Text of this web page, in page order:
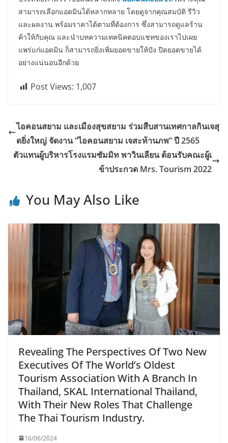
สามารถเลือกแอดมินได้หลากหลาย โดยดูจากคุณสมบัติ รีวิว
และผลงาน พร้อมราคาได้ตามที่ต้องการ ซึ่งสามารถดูแลร้าน
ค้าให้กับคุณ และนำบทความเทคนิคตอบแชทของเราไปเผย
แพร่แก่แอดมิน ก็สามารถยิ่งเพิ่มยอดขายให้ปัง ปิดยอดขายได้
อย่างแน่นอนอีกด้วย
Post Views: 1,007
ไอคอนสยาม และเมืองสุขสยาม ร่วมสืบสานเทศกาลกินเจสุ
ดยิ่งใหญ่ จัดงาน “ไอคอนสยาม เจสะท้านภพ” ปี 2565
ตัวแทนผู้บริหารโรงแรมซัมมิท พาวินเลียน ต้อนรับคณะผู้เ
ข้าประกวด Mrs. Tourism 2022
You May Also Like
Revealing The Perspectives Of Two New
Executives Of The World’s Oldest
Tourism Association With A Branch In
Thailand, SKAL International Thailand,
With Their New Roles That Challenge
The Thai Tourism Industry.
16/06/2024